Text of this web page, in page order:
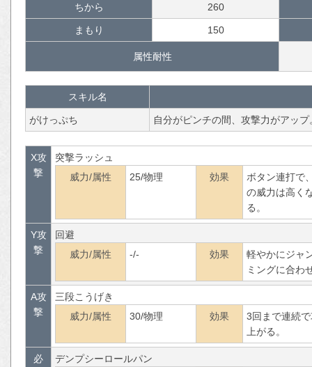
ちから 260
まもり 150
属性耐性
スキル名
がけっぷち 自分がピンチの間、攻撃力がアップ
X攻
撃
突撃ラッシュ
威力/属性
25/物理 効果
ボタン連打で
の威力は高く
る。
Y攻
撃
回避
威力/属性
-/- 効果
軽やかにジャ
ミングに合わ
A攻
撃
三段こうげき
威力/属性
30/物理 効果
3回まで連続
上がる。
必
デンプシーロールパン